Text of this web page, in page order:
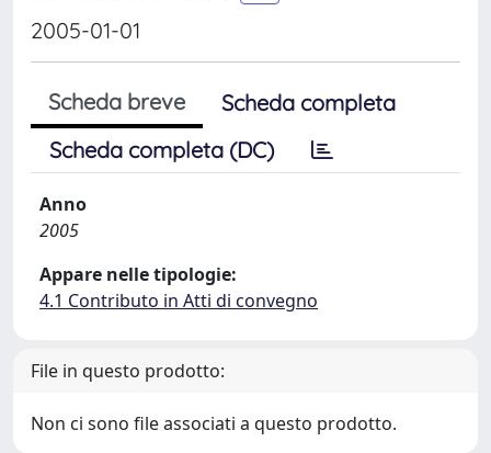
2005-01-01
Scheda breve
Scheda completa
Scheda completa (DC)
Anno
2005
Appare nelle tipologie:
4.1 Contributo in Atti di convegno
File in questo prodotto:
Non ci sono file associati a questo prodotto.